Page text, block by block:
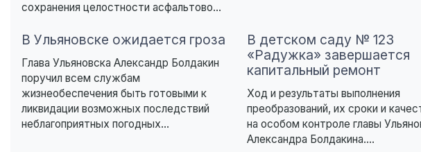
сохранения целостности асфальтово...
В Ульяновске ожидается гроза
Глава Ульяновска Александр Болдакин
поручил всем службам
жизнеобеспечения быть готовыми к
ликвидации возможных последствий
неблагоприятных погодных...
В детском саду № 123
«Радужка» завершается
капитальный ремонт
Ход и результаты выполнения
преобразований, их сроки и
на особом контроле главы
Александра Болдакина....